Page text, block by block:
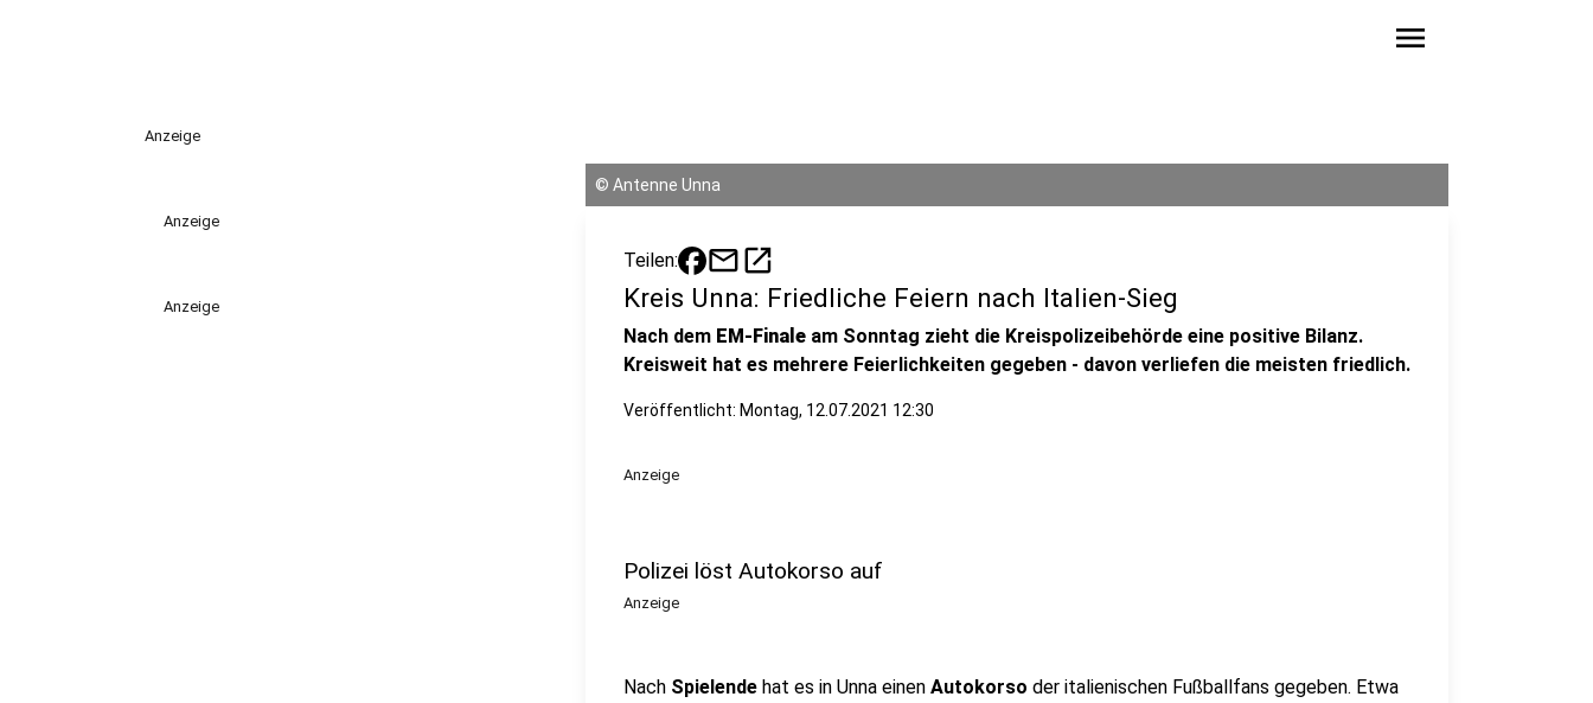
menu
Anzeige
Anzeige
Anzeige
© Antenne Unna
Teilen: mailopen_in_new
Kreis Unna: Friedliche Feiern nach Italien-Sieg
Nach dem EM-Finale am Sonntag zieht die Kreispolizeibehörde eine positive Bilanz.
Kreisweit hat es mehrere Feierlichkeiten gegeben - davon verliefen die meisten friedlich.
Veröffentlicht: Montag, 12.07.2021 12:30
Anzeige
Polizei löst Autokorso auf
Anzeige
Nach Spielende hat es in Unna einen Autokorso der italienischen Fußballfans gegeben. Etwa